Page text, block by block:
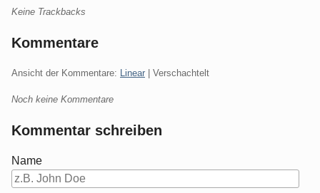
Keine Trackbacks
Kommentare
Ansicht der Kommentare: Linear | Verschachtelt
Noch keine Kommentare
Kommentar schreiben
Name